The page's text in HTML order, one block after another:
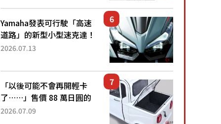
眼！ 配備豐富、超越售價
水準，堪稱高CP值代表的
「...
Yamaha發表可行駛「高速
道路」的新型小型速克達！
搭載能享受超強勁「渦輪
高階「Super Sport」車款
相同的...
2026.07.13
「以後可能不會再開輕卡
了……」售價 88 萬日圓的
「超迷你輕型貨車」引發兩
2026.07.09